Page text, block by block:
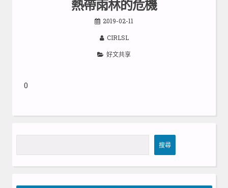
熱帶雨林的危機
2019-02-11
CIRLSL
好文共享
0
尋
搜尋